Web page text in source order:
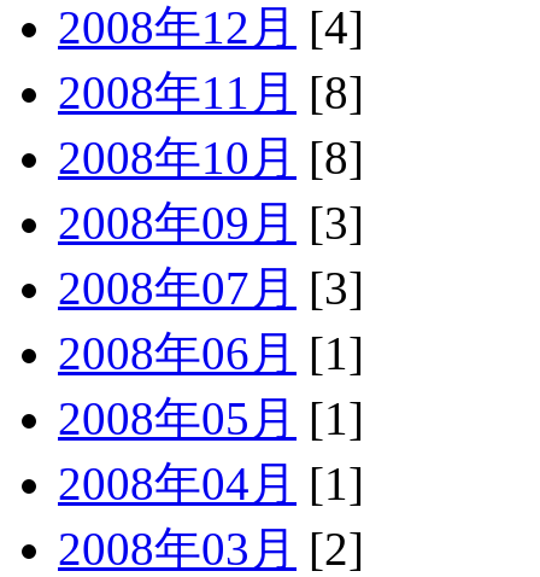
2008年12月 [4]
2008年11月 [8]
2008年10月 [8]
2008年09月 [3]
2008年07月 [3]
2008年06月 [1]
2008年05月 [1]
2008年04月 [1]
2008年03月 [2]